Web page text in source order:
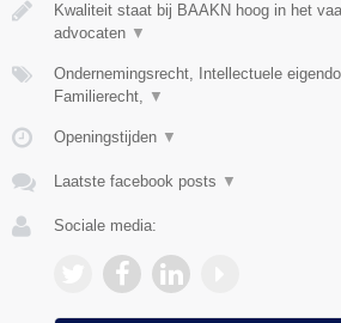
Kwaliteit staat bij BAAKN hoog in het
advocaten ▼
Ondernemingsrecht, Intellectuele
Familierecht, ▼
Openingstijden ▼
Laatste facebook posts ▼
Sociale media: